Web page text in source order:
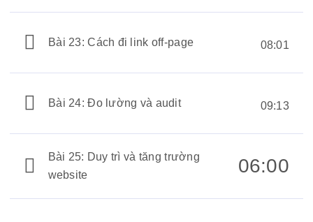
Bài 23: Cách đi link off-page 08:01
Bài 24: Đo lường và audit 09:13
Bài 25: Duy trì và tăng trường
website
06:00